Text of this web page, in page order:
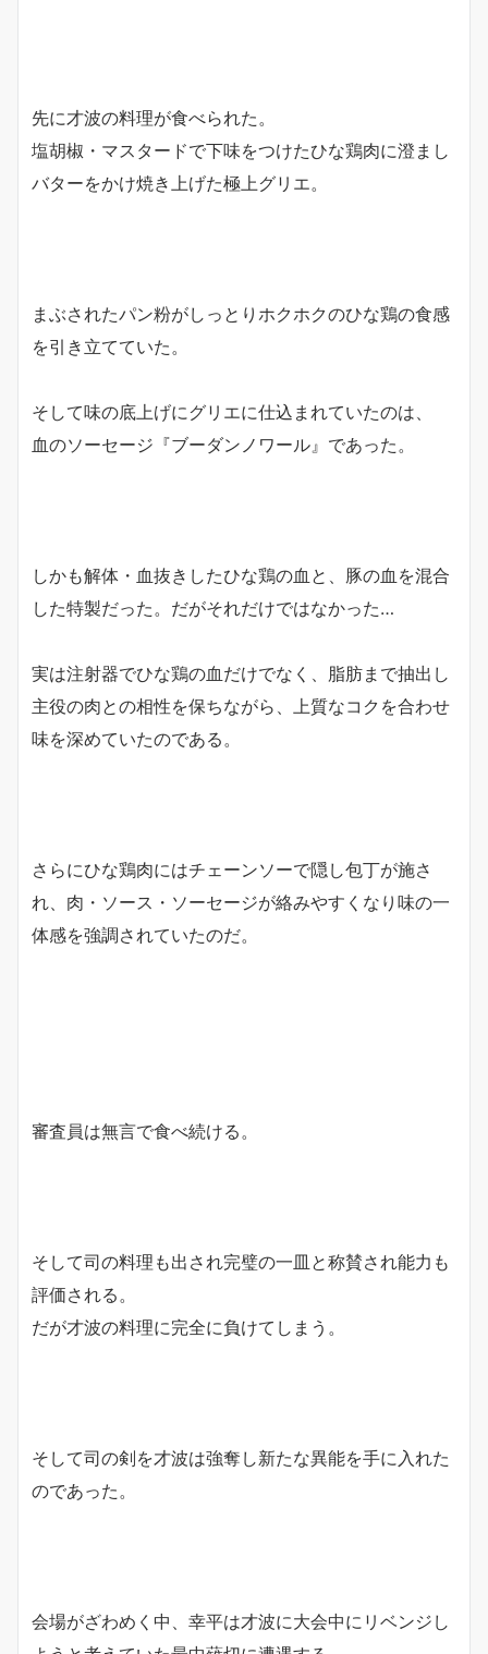
先に才波の料理が食べられた。
塩胡椒・マスタードで下味をつけたひな鶏肉に澄まし
バターをかけ焼き上げた極上グリエ。
まぶされたパン粉がしっとりホクホクのひな鶏の食感
を引き立てていた。
そして味の底上げにグリエに仕込まれていたのは、
血のソーセージ『ブーダンノワール』であった。
しかも解体・血抜きしたひな鶏の血と、豚の血を混合
した特製だった。だがそれだけではなかった…
実は注射器でひな鶏の血だけでなく、脂肪まで抽出し
主役の肉との相性を保ちながら、上質なコクを合わせ
味を深めていたのである。
さらにひな鶏肉にはチェーンソーで隠し包丁が施さ
れ、肉・ソース・ソーセージが絡みやすくなり味の一
体感を強調されていたのだ。
審査員は無言で食べ続ける。
そして司の料理も出され完璧の一皿と称賛され能力も
評価される。
だが才波の料理に完全に負けてしまう。
そして司の剣を才波は強奪し新たな異能を手に入れた
のであった。
会場がざわめく中、幸平は才波に大会中にリベンジし